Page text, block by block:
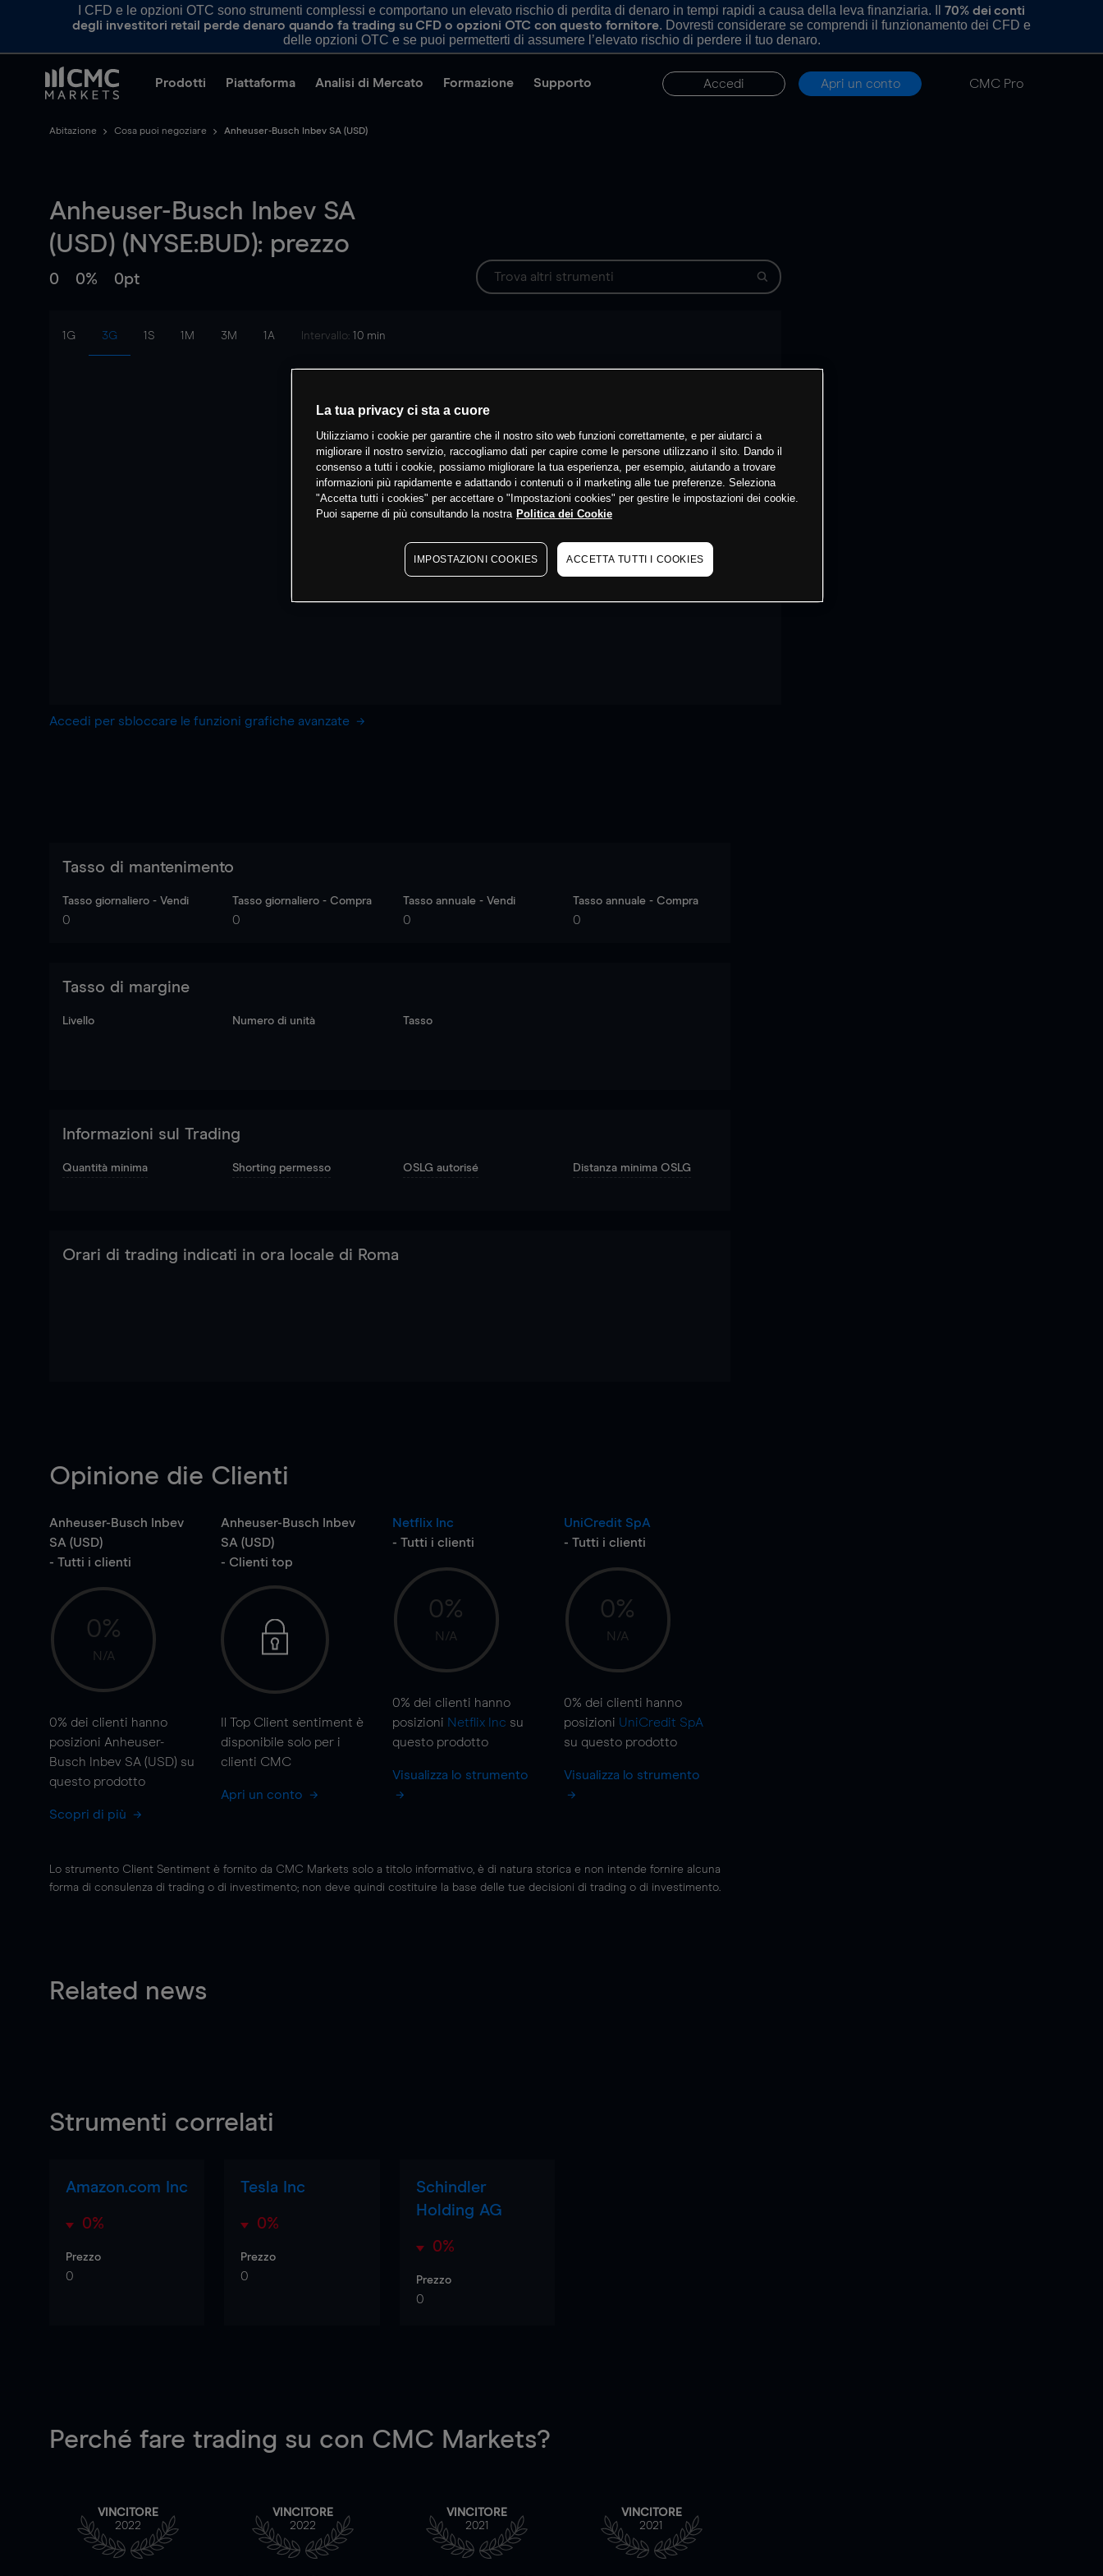
I CFD e le opzioni OTC sono strumenti complessi e comportano un elevato rischio di perdita di denaro in tempi rapidi a causa della leva finanziaria. Il 70% dei conti
degli investitori retail perde denaro quando fa trading su CFD o opzioni OTC con questo fornitore. Dovresti considerare se comprendi il funzionamento dei CFD e
delle opzioni OTC e se puoi permetterti di assumere l’elevato rischio di perdere il tuo denaro.
Prodotti Piattaforma Analisi di Mercato Formazione Supporto Accedi Apri un conto CMC Pro
Abitazione Cosa puoi negoziare Anheuser-Busch Inbev SA (USD)
Anheuser-Busch Inbev SA
(USD) (NYSE:BUD): prezzo
0 0% 0pt
1G 3G 1S 1M 3M 1A Intervallo: 10 min
Accedi per sbloccare le funzioni grafiche avanzate
Tasso di mantenimento
Tasso giornaliero - Vendi
0
Tasso giornaliero - Compra
0
Tasso annuale - Vendi
0
Tasso annuale - Compra
0
Tasso di margine
Livello Numero di unità Tasso
Informazioni sul Trading
Quantità minima Shorting permesso OSLG autorisé Distanza minima OSLG
Orari di trading indicati in ora locale di Roma
Opinione die Clienti
Anheuser-Busch Inbev
SA (USD)
- Tutti i clienti
0%
N/A
0% dei clienti hanno
posizioni Anheuser-
Busch Inbev SA (USD) su
questo prodotto
Scopri di più
Anheuser-Busch Inbev
SA (USD)
- Clienti top
Il Top Client sentiment è
disponibile solo per i
clienti CMC
Apri un conto
Netflix Inc
- Tutti i clienti
0%
N/A
0% dei clienti hanno
posizioni Netflix Inc su
questo prodotto
Visualizza lo strumento
UniCredit SpA
- Tutti i clienti
0%
N/A
0% dei clienti hanno
posizioni UniCredit SpA
su questo prodotto
Visualizza lo strumento
Lo strumento Client Sentiment è fornito da CMC Markets solo a titolo informativo, è di natura storica e non intende fornire alcuna
forma di consulenza di trading o di investimento; non deve quindi costituire la base delle tue decisioni di trading o di investimento.
Related news
Strumenti correlati
Amazon.com Inc
0%
Prezzo
0
Tesla Inc
0%
Prezzo
0
Schindler
Holding AG
0%
Prezzo
0
Perché fare trading su con CMC Markets?
VINCITORE
2022
VINCITORE
2022
VINCITORE
2021
VINCITORE
2021
La tua privacy ci sta a cuore
Utilizziamo i cookie per garantire che il nostro sito web funzioni correttamente, e per aiutarci a
migliorare il nostro servizio, raccogliamo dati per capire come le persone utilizzano il sito. Dando il
consenso a tutti i cookie, possiamo migliorare la tua esperienza, per esempio, aiutando a trovare
informazioni più rapidamente e adattando i contenuti o il marketing alle tue preferenze. Seleziona
"Accetta tutti i cookies" per accettare o "Impostazioni cookies" per gestire le impostazioni dei cookie.
Puoi saperne di più consultando la nostra Politica dei Cookie
IMPOSTAZIONI COOKIES ACCETTA TUTTI I COOKIES